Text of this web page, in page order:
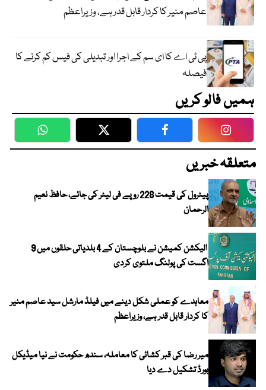
عاصم منیر کا کردار قابل قدر ہے، وزیراعظم
پی ٹی اے کا ای سم کے اجرا اور تبدیلی کی فیس کم کرنے کا
فیصلہ
ہمیں فالو کریں
WhatsApp Twitter Facebook
متعلقہ خبریں
پیٹرول کی قیمت 228 روپے فی لیٹر کی جائے، حافظ نعیم
الرحمان
الیکشن کمیشن نے بلوچستان کے 4 بلدیاتی حلقوں میں 9
اگست کی پولنگ ملتوی کردی
معاہدے کو عملی شکل دینے میں فیلڈ مارشل سید عاصم منیر
کا کردار قابل قدر ہے، وزیراعظم
میر رضا کی قبر کشائی کا معاملہ، سندھ حکومت نے نیا میڈیکل
بورڈ تشکیل دے دیا